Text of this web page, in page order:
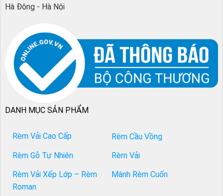
Hà Đông - Hà Nội
DANH MỤC SẢN PHẨM
Rèm Vải Cao Cấp
Rèm Cầu Vồng
Rèm Gỗ Tự Nhiên
Rèm Vải
Rèm Vải Xếp Lớp – Rèm
Roman
Mành Rèm Cuốn